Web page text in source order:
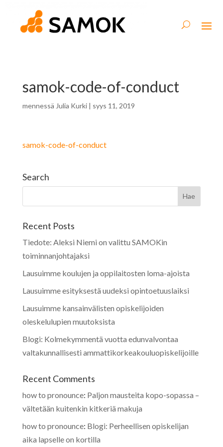
samok-code-of-conduct
mennessä Julia Kurki| syys 11, 2019
samok-code-of-conduct
Search
Recent Posts
Tiedote: Aleksi Niemi on valittu SAMOKin
toiminnanjohtajaksi
Lausuimme koulujen ja oppilaitosten loma-ajoista
Lausuimme esityksestä uudeksi opintoetuuslaiksi
Lausuimme kansainvälisten opiskelijoiden
oleskelulupien muutoksista
Blogi: Kolmekymmentä vuotta edunvalvontaa
valtakunnallisesti ammattikorkeakouluopiskelijoille
Recent Comments
how to pronounce: Paljon mausteita kopo-sopassa –
vältetään kuitenkin kitkeriä makuja
how to pronounce: Blogi: Perheellisen opiskelijan
aika lapselle on kortilla